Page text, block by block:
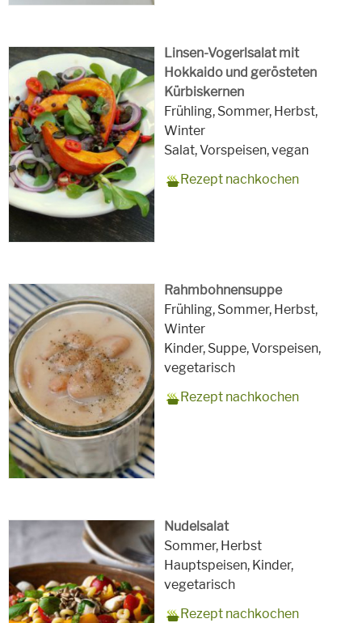
Linsen-Vogerlsalat mit
Hokkaido und gerösteten
Kürbiskernen
Zubereitungszeit
45 Minuten
Rezept
für
4
Saison
Frühling, Sommer, Herbst,
Winter
Schlagworte
Salat, Vorspeisen,vegan
Rezept nachkochen
Rahmbohnensuppe
Zubereitungszeit
75 Minuten exkl. Einweichzeit
der Bohnen
Rezept
für
4
Saison
Frühling, Sommer, Herbst,
Winter
Schlagworte
Kinder, Suppe, Vorspeisen,
vegetarisch
Rezept nachkochen
Nudelsalat
Zubereitungszeit
20 Minuten
Rezept
für
4 Personen
Saison
Sommer, Herbst
Schlagworte
Hauptspeisen, Kinder,
vegetarisch
Rezept nachkochen